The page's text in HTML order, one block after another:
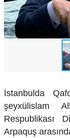
Araşdırma
Multimedia
Foto
Humanitar
Elm və təhsil
Mədəniyyət
Diaspor
İstanbulda
şeyxülislam
Respublikası
Arpaquş